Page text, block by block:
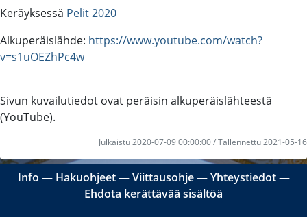
Keräyksessä Pelit 2020
Alkuperäislähde: https://www.youtube.com/watch?
v=s1uOEZhPc4w
Sivun kuvailutiedot ovat peräisin alkuperäislähteestä
(YouTube).
Julkaistu 2020-07-09 00:00:00 / Tallennettu 2021-05-16
Info ― Hakuohjeet―Viittausohje―Yhteystiedot―
Ehdota kerättävää sisältöä